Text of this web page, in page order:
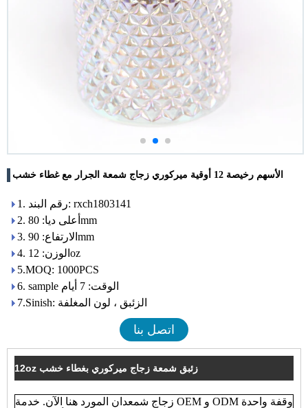
الأسهم رخيصة 12 أوقية ميركوري زجاج شمعة الجرار مع غطاء خشب
1. رقم البند: rxch1803141
2. أعلى ديا: 80mm
3. الارتفاع: 90mm
4. الوزن: 12oz
5.MOQ: 1000PCS
6. sample الوقت: 7 أيام
7.Sinish: الزئبق ، لون المغلفة
اتصل بنا
12oz زئبق شمعة زجاج ميركوري بغطاء خشب
زجاج شمعدان المورد هنا الآن. خدمة OEM و ODM وقفة واحدة